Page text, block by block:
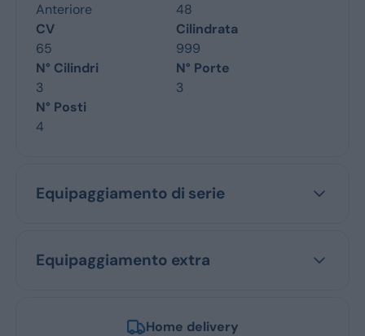
Anteriore
48
CV
65
Cilindrata
999
N° Cilindri
3
N° Porte
3
N° Posti
4
Equipaggiamento di serie
Equipaggiamento extra
Home delivery